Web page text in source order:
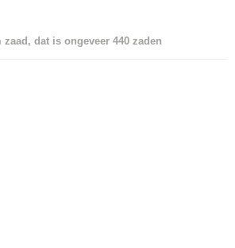
zaad, dat is ongeveer 440 zaden